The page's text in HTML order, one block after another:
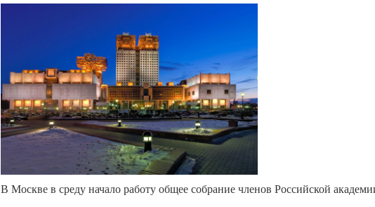
В Москве в среду начало работу общее собрание членов Российской